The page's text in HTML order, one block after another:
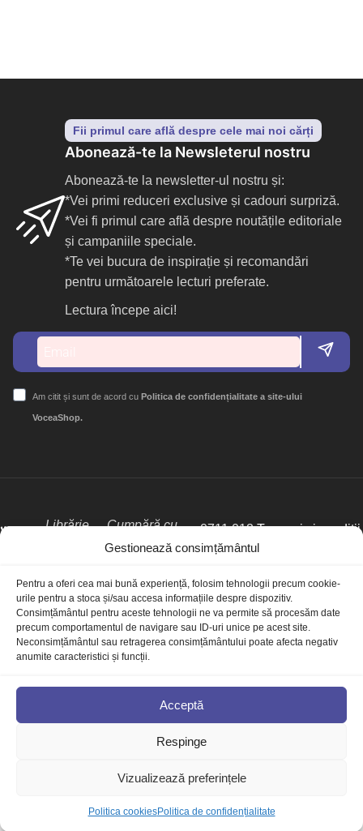
Gestionează consimțământul
Pentru a oferi cea mai bună experiență, folosim tehnologii precum cookie-
urile pentru a stoca și/sau accesa informațiile despre dispozitiv.
Consimțământul pentru aceste tehnologii ne va permite să procesăm date
precum comportamentul de navigare sau ID-uri unice pe acest site.
Neconsimțământul sau retragerea consimțământului poate afecta negativ
anumite caracteristici și funcții.
Acceptă
Respinge
Vizualizează preferințele
Politica cookiesPolitica de confidențialitate
Fii primul care află despre cele mai noi cărți
Abonează-te la Newsleterul nostru
Abonează-te la newsletter-ul nostru și:
*Vei primi reduceri exclusive și cadouri surpriză.
*Vei fi primul care află despre noutățile editoriale
și campaniile speciale.
*Te vei bucura de inspirație și recomandări
pentru următoarele lecturi preferate.
Lectura începe aici!
Am citit și sunt de acord cu Politica de confidențialitate a site-ului
VoceaShop.
Librărie
Cumpără cu
dăruiește cu
0711 012
030
@voceas
hop.ro
Termeni și condiții
Politica de
Politica cookies
Politica de retur
Setări GDPR
© Librăria Vocea Creștinilor - VoceaShop.ro